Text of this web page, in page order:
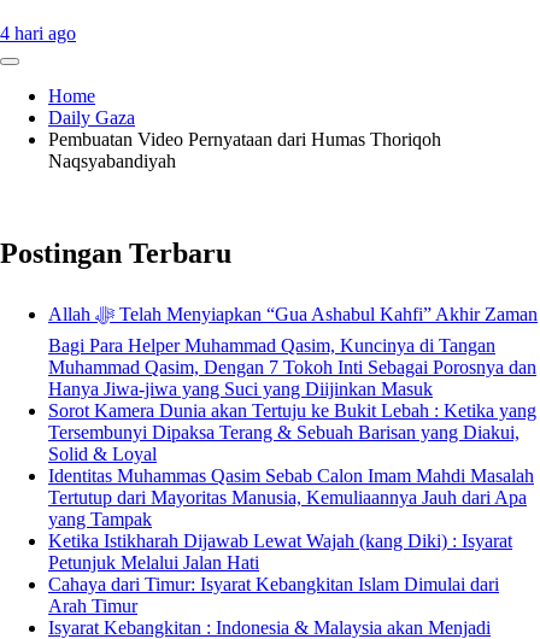
4 hari ago
Home
Daily Gaza
Pembuatan Video Pernyataan dari Humas Thoriqoh
Naqsyabandiyah
Postingan Terbaru
Allah ﷻ Telah Menyiapkan “Gua Ashabul Kahfi” Akhir Zaman
Bagi Para Helper Muhammad Qasim, Kuncinya di Tangan
Muhammad Qasim, Dengan 7 Tokoh Inti Sebagai Porosnya dan
Hanya Jiwa-jiwa yang Suci yang Diijinkan Masuk
Sorot Kamera Dunia akan Tertuju ke Bukit Lebah : Ketika yang
Tersembunyi Dipaksa Terang & Sebuah Barisan yang Diakui,
Solid & Loyal
Identitas Muhammas Qasim Sebab Calon Imam Mahdi Masalah
Tertutup dari Mayoritas Manusia, Kemuliaannya Jauh dari Apa
yang Tampak
Ketika Istikharah Dijawab Lewat Wajah (kang Diki) : Isyarat
Petunjuk Melalui Jalan Hati
Cahaya dari Timur: Isyarat Kebangkitan Islam Dimulai dari
Arah Timur
Isyarat Kebangkitan : Indonesia & Malaysia akan Menjadi